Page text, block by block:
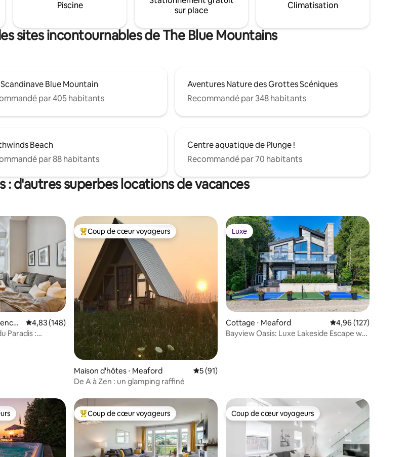
Envoyez-moi un
store motorisé... et la liste est longue.
d'intimité et de détente.
Parfaite escapade de vacances avec
moderne.
Piscine
sur place
Climatisation
sites incontournables de The Blue Mountains
Blue Mountain
par 405 habitants
Aventures Nature des Grottes Scéniques
Recommandé par 348 habitants
Beach
par 88 habitants
Centre aquatique de Plunge !
Recommandé par 70 habitants
: d'autres superbes locations de vacances
commentaires : 4,93 sur 5
⋅
Évaluation moyenne sur la base de 148 commentaires : 4,83 sur 5
4,83 (148)
Paradis :
Coups de cœur voyageurs les plus appréciés
Coup de cœur voyageurs
Maison d'hôtes ⋅ Meaford Évaluation moyenne sur la base de 91 commentaires : 5 sur 5
5 (91)
De A à Zen : un glamping raffiné
Luxe
Luxe
Cottage ⋅ Meaford Évaluation moyenne
4,96 (127)
Bayview Oasis: Luxe Lakeside Escape w/
Coups de cœur voyageurs les plus appréciés
Coup de cœur voyageurs Coup de cœur voyageurs
Coup de cœur voyageurs